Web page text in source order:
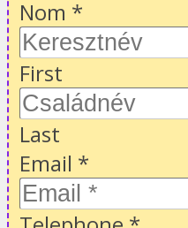
Nom *
First
Last
Email *